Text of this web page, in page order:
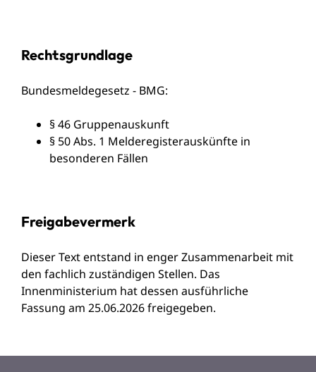
Rechtsgrundlage
Bundesmeldegesetz - BMG:
§ 46 Gruppenauskunft
§ 50 Abs. 1 Melderegisterauskünfte in
besonderen Fällen
Freigabevermerk
Dieser Text entstand in enger Zusammenarbeit mit
den fachlich zuständigen Stellen. Das
Innenministerium hat dessen ausführliche
Fassung am 25.06.2026 freigegeben.